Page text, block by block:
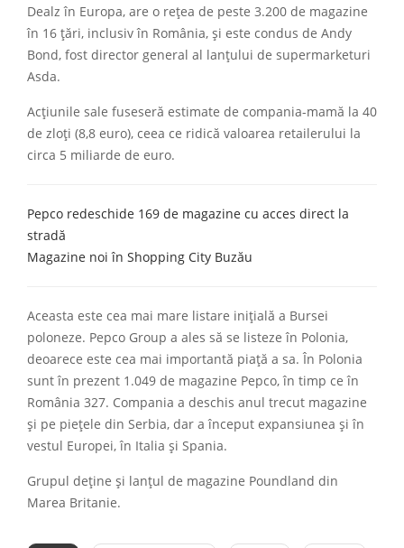
Dealz în Europa, are o reţea de peste 3.200 de magazine
în 16 ţări, inclusiv în România, şi este condus de Andy
Bond, fost director general al lanţului de supermarketuri
Asda.
Acțiunile sale fuseseră estimate de compania-mamă la 40
de zloți (8,8 euro), ceea ce ridică valoarea retailerului la
circa 5 miliarde de euro.
Pepco redeschide 169 de magazine cu acces direct la
stradă
Magazine noi în Shopping City Buzău
Aceasta este cea mai mare listare inițială a Bursei
poloneze. Pepco Group a ales să se listeze în Polonia,
deoarece este cea mai importantă piață a sa. În Polonia
sunt în prezent 1.049 de magazine Pepco, în timp ce în
România 327. Compania a deschis anul trecut magazine
și pe piețele din Serbia, dar a început expansiunea și în
vestul Europei, în Italia și Spania.
Grupul deține și lanțul de magazine Poundland din
Marea Britanie.